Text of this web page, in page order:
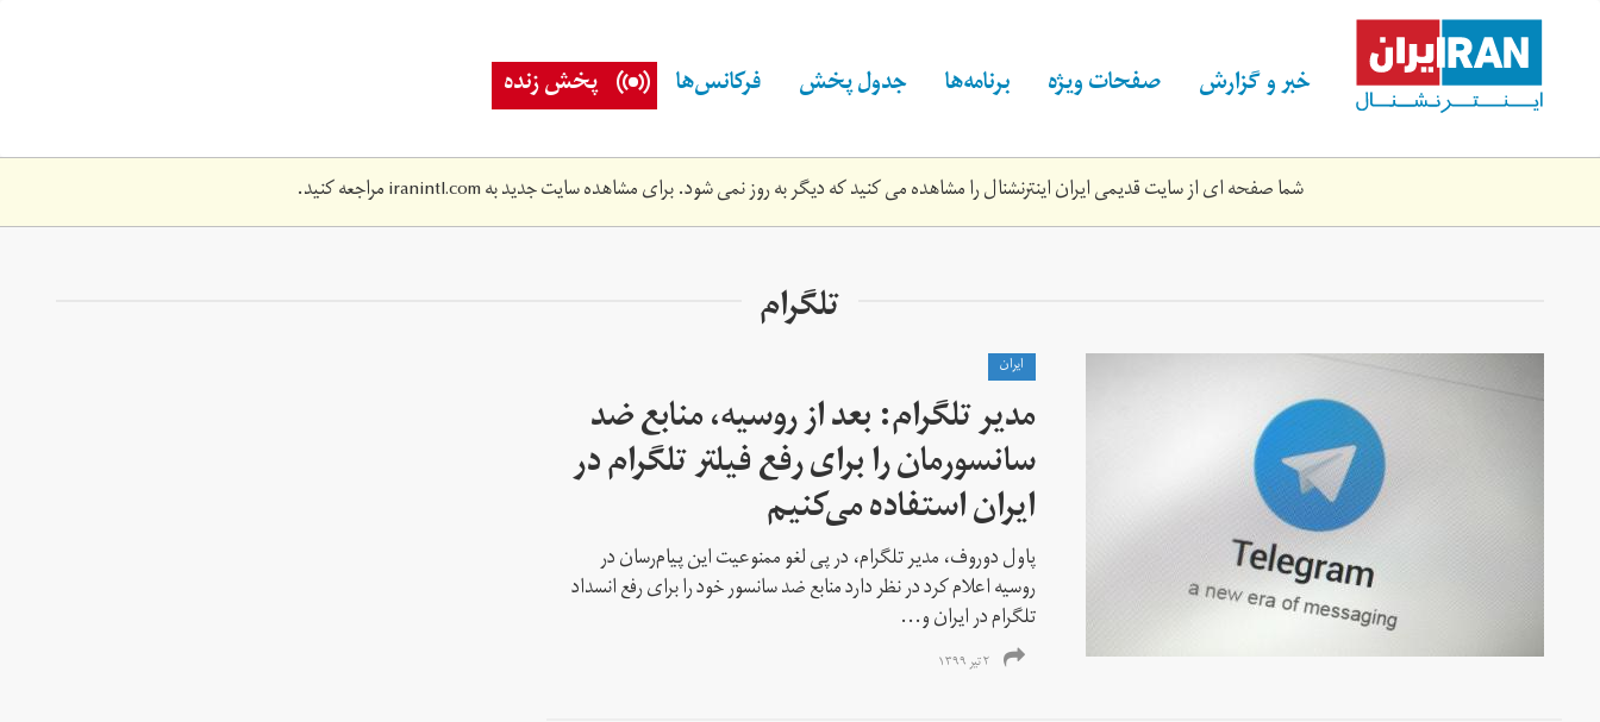
content خبر و گزارش صفحات ویژه برنامه‌ها جدول پخش فرکانس‌ها پخش زنده
شما صفحه ای از سایت قدیمی ایران اینترنشنال را مشاهده می کنید که دیگر به روز نمی شود. برای مشاهده سایت جدید بهiranintl.comمراجعه کنید.
تلگرام
ايران
مدیر تلگرام:‌ بعد از روسیه، منابع ضد
سانسورمان را برای رفع فیلتر تلگرام در
ایران استفاده می‌کنیم
پاول دوروف،‌ مدیر تلگرام،‌ در پی لغو ممنوعیت این پیام‌رسان در
روسیه اعلام کرد در نظر دارد منابع ضد سانسور خود را برای رفع انسداد
تلگرام در ایران و...
۲ تیر ۱۳۹۹